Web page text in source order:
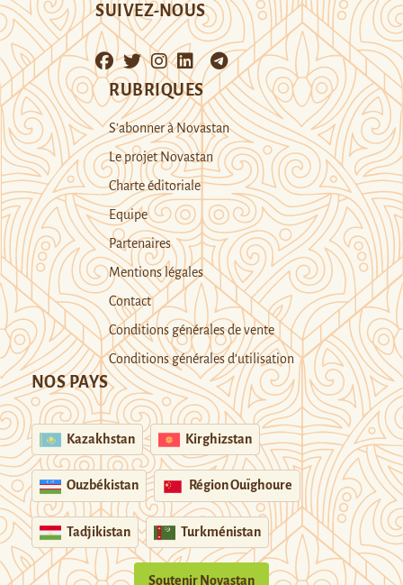
SUIVEZ-NOUS
RUBRIQUES
S’abonner à Novastan
Le projet Novastan
Charte éditoriale
Equipe
Partenaires
Mentions légales
Contact
Conditions générales de vente
Conditions générales d’utilisation
NOS PAYS
Kazakhstan Kirghizstan
Ouzbékistan Région Ouïghoure
Tadjikistan Turkménistan
Soutenir Novastan